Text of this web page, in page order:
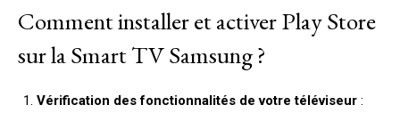
Comment installer et activer Play Store
sur la Smart TV Samsung ?
Vérification des fonctionnalités de votre téléviseur :